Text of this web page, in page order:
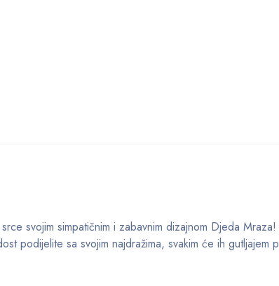
svojim simpatičnim i zabavnim dizajnom Djeda
podijelite sa svojim najdražima, svakim će ih gutljajem